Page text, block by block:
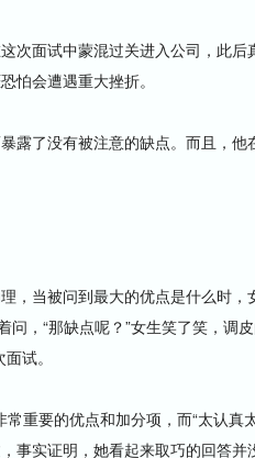
面试中蒙混过关进入公司，此后
怕会遭遇重大挫折。
了没有被注意的缺点。而且，他
当被问到最大的优点是什么时，
，“那缺点呢？”女生笑了笑，调
试。
重要的优点和加分项，而“太认真
事实证明，她看起来取巧的回答并